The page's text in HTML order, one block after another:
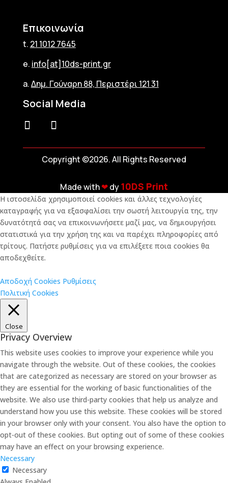
Επικοινωνία
t. 21 1012 7645
e. info[at]10ds-print.gr
a.Δημ. Γούναρη 88, Περιστέρι 121 31
Social Media
Copyright ©2026. All Rights Reserved
Made with❤︎dy10DS Print
Η ιστοσελίδα χρησιμοποιεί cookies και άλλες τεχνολογίες
καταγραφής για να εξασφαλίσει την σωστή λειτουργία της, την
δυνατότητά σας να επικοινωνήσετε μαζί μας, να δημιουργήσει
στατιστικά για την χρήση της και να παρέχει πληροφορίες από
τρίτους. Πατήστε ρυθμίσεις για να επιλέξετε ποια cookies θα
αποδεχθείτε.
Αποδοχή Cookies Ρυθμίσεις
Πολιτική Cookies
Close
Privacy Overview
This website uses cookies to improve your experience while you
navigate through the website. Out of these cookies, the cookies
that are categorized as necessary are stored on your browser as
they are essential for the working of basic functionalities of the
website. We also use third-party cookies that help us analyze and
understand how you use this website. These cookies will be stored
in your browser only with your consent. You also have the option to
opt-out of these cookies. But opting out of some of these cookies
may have an effect on your browsing experience.
Necessary
Necessary